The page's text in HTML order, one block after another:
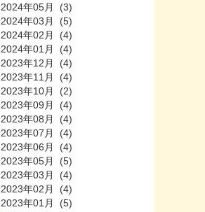
2024年05月 (3)
2024年03月 (5)
2024年02月 (4)
2024年01月 (4)
2023年12月 (4)
2023年11月 (4)
2023年10月 (2)
2023年09月 (4)
2023年08月 (4)
2023年07月 (4)
2023年06月 (4)
2023年05月 (5)
2023年03月 (4)
2023年02月 (4)
2023年01月 (5)